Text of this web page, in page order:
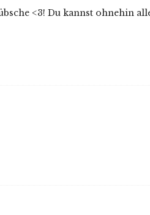
<3! Du kannst ohnehin